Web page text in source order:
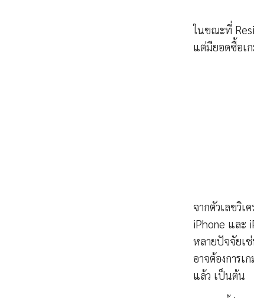
ในขณะที่
แต่มียอดซื้อเ
จากตัวเลขวิเ
iPhone และ
หลายปัจจัยเ
อาจต้องการ
แล้ว เป็นต้น